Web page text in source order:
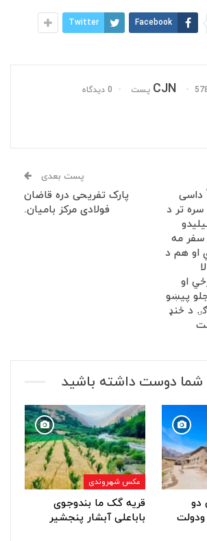
Facebook
Twitter
CJN پست 0 دیدگاه
داسی
سره تر د
سفر مه
او هم د
او
پيښو
د ځنډ
پست بعدی
پارک تفریحی دره قاضان
فولادی مرکز بامیان.
دوست داشته باشید
دو
ودولت
عکس شهروندی
قریه گک ما بندوجوی
باباعلی آبشار پنجشیر